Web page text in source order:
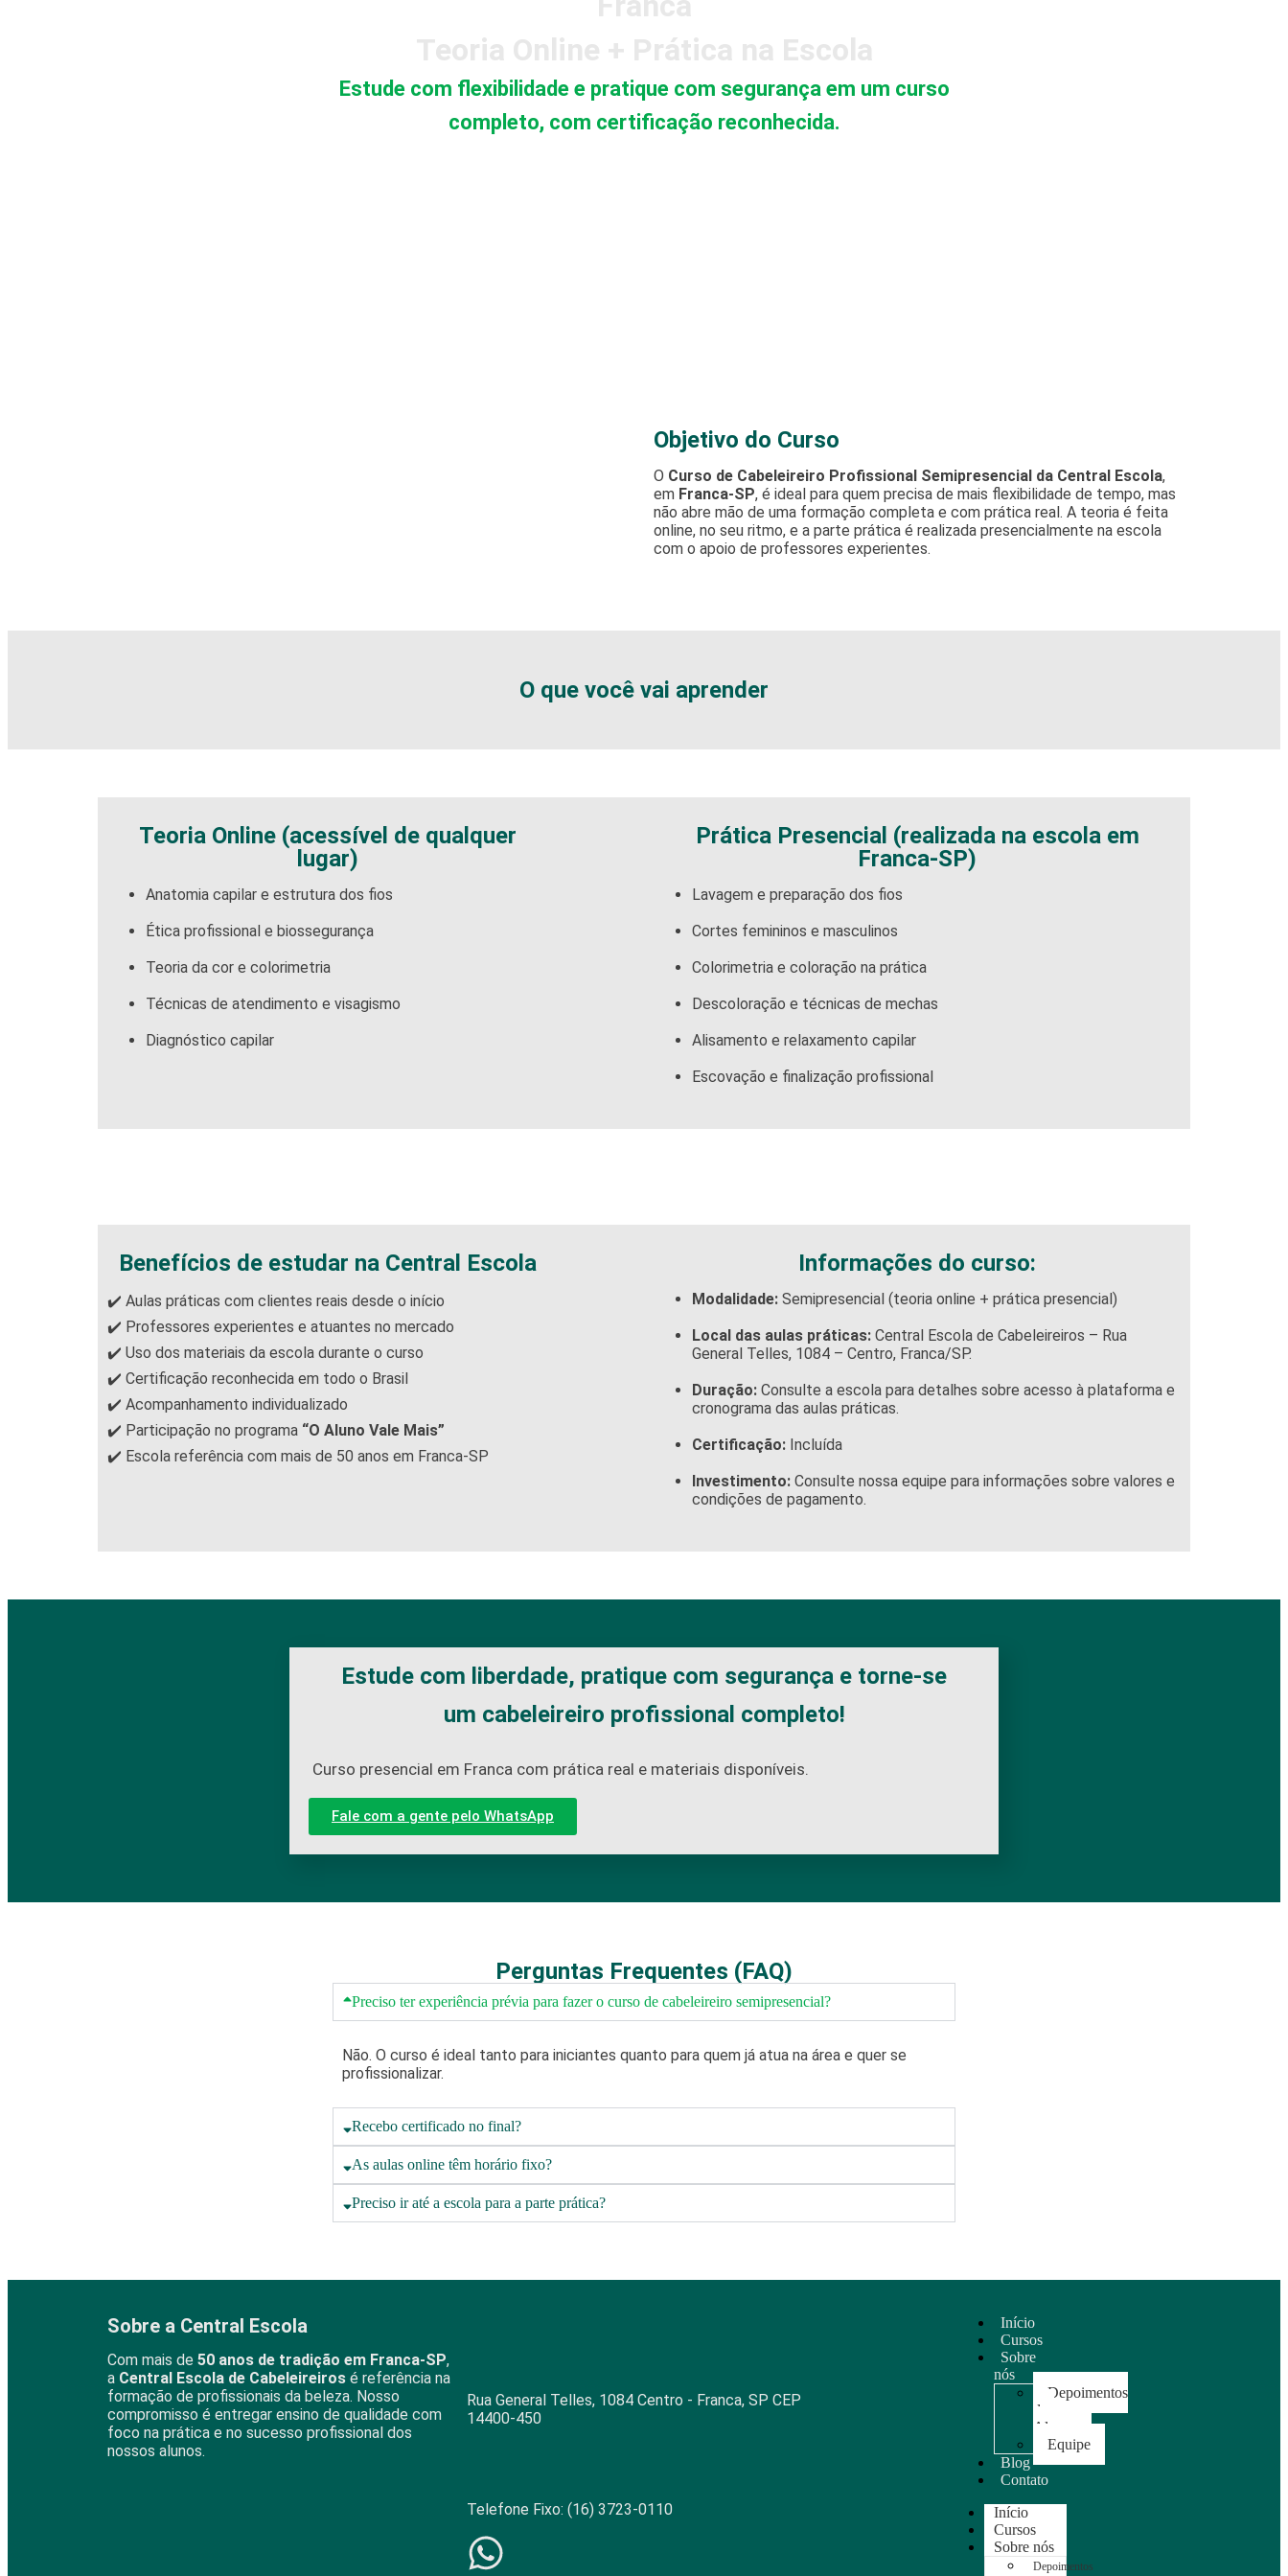
Estude com flexibilidade e pratique com segurança em um curso
completo, com certificação reconhecida.
Objetivo do Curso
O Curso de Cabeleireiro Profissional Semipresencial da Central Escola,
em Franca-SP, é ideal para quem precisa de mais flexibilidade de tempo, mas
não abre mão de uma formação completa e com prática real. A teoria é feita
online, no seu ritmo, e a parte prática é realizada presencialmente na escola
com o apoio de professores experientes.
O que você vai aprender
Teoria Online (acessível de qualquer
lugar)
Anatomia capilar e estrutura dos fios
Ética profissional e biossegurança
Teoria da cor e colorimetria
Técnicas de atendimento e visagismo
Diagnóstico capilar
Prática Presencial (realizada na escola em
Franca-SP)
Lavagem e preparação dos fios
Cortes femininos e masculinos
Colorimetria e coloração na prática
Descoloração e técnicas de mechas
Alisamento e relaxamento capilar
Escovação e finalização profissional
Benefícios de estudar na Central Escola
✔️ Aulas práticas com clientes reais desde o início
✔️ Professores experientes e atuantes no mercado
✔️ Uso dos materiais da escola durante o curso
✔️ Certificação reconhecida em todo o Brasil
✔️ Acompanhamento individualizado
✔️ Participação no programa “O Aluno Vale Mais”
✔️ Escola referência com mais de 50 anos em Franca-SP
Informações do curso:
Modalidade: Semipresencial (teoria online + prática presencial)
Local das aulas práticas: Central Escola de Cabeleireiros – Rua
General Telles, 1084 – Centro, Franca/SP.
Duração: Consulte a escola para detalhes sobre acesso à plataforma e
cronograma das aulas práticas.
Certificação: Incluída
Investimento: Consulte nossa equipe para informações sobre valores e
condições de pagamento.
Estude com liberdade, pratique com segurança e torne-se
um cabeleireiro profissional completo!
Curso presencial em Franca com prática real e materiais disponíveis.
Fale com a gente pelo WhatsApp
Perguntas Frequentes (FAQ)
Preciso ter experiência prévia para fazer o curso de cabeleireiro semipresencial?
Não. O curso é ideal tanto para iniciantes quanto para quem já atua na área e quer se
profissionalizar.
Recebo certificado no final?
As aulas online têm horário fixo?
Preciso ir até a escola para a parte prática?
Sobre a Central Escola
Com mais de 50 anos de tradição em Franca-SP,
a Central Escola de Cabeleireiros é referência na
formação de profissionais da beleza. Nosso
compromisso é entregar ensino de qualidade com
foco na prática e no sucesso profissional dos
nossos alunos.
Rua General Telles, 1084 Centro - Franca, SP CEP
14400-450​
Telefone Fixo: (16) 3723-0110
Início
Cursos
Sobre
nós
Depoimentos
dos
Alunos
Equipe
Blog
Contato
Início
Cursos
Sobre nós
Depoimentos